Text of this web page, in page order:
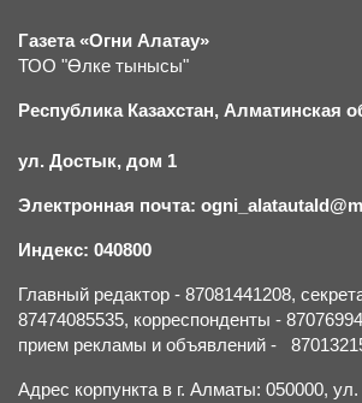
Газета «Огни Алатау»
ТОО "Өлке тынысы"
Республика Казахстан, Алматинская
ул. Достык, дом 1
Электронная почта:
Индекс: 040800
Главный редактор - 87081441208,
87474085535, корреспонденты -
прием рекламы и объявлений -
Адрес корпункта в г. Алматы: 050000,